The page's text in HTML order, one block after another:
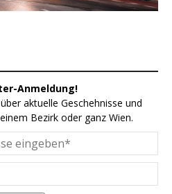
Anmeldung!
aktuelle Geschehnisse und
Bezirk oder ganz Wien.